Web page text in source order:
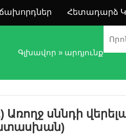
Հետադարձ
Գլխավոր » արդյունք
Առողջ սննդի